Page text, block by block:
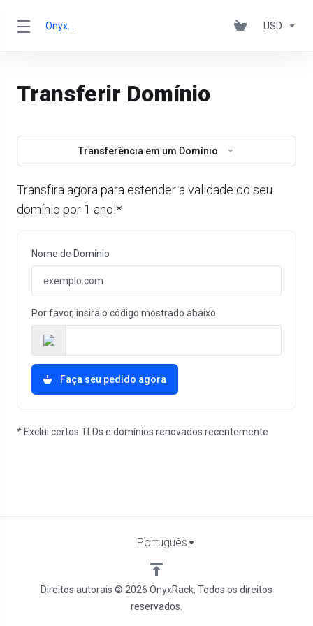
USD
Transferir Domínio
Transferência em um Domínio
Transfira agora para estender a validade do seu
domínio por 1 ano!*
Nome de Domínio
Por favor, insira o código mostrado abaixo
Faça seu pedido agora
* Exclui certos TLDs e domínios renovados recentemente
Direitos autorais © 2026 OnyxRack. Todos os direitos
reservados.
Português